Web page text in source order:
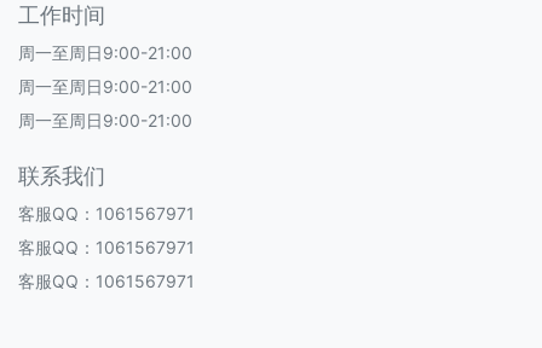
工作时间
周一至周日9:00-21:00
周一至周日9:00-21:00
周一至周日9:00-21:00
联系我们
客服QQ：1061567971
客服QQ：1061567971
客服QQ：1061567971